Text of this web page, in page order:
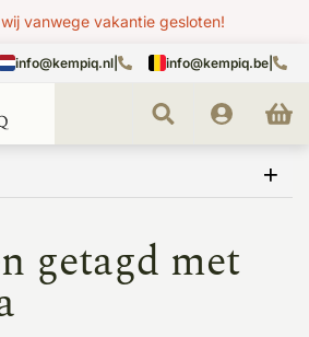
vanwege vakantie gesloten!
info@kempiq.nl info@kempiq.be
getagd met